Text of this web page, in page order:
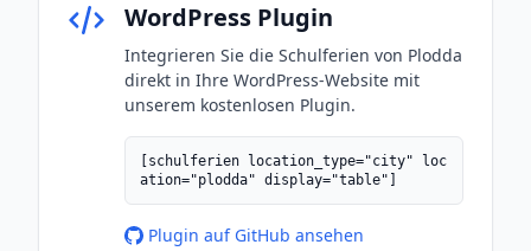
WordPress Plugin
Integrieren Sie die Schulferien von Plodda
direkt in Ihre WordPress-Website mit
unserem kostenlosen Plugin.
[schulferien location_type="city" loc
ation="plodda" display="table"]
Plugin auf GitHub ansehen